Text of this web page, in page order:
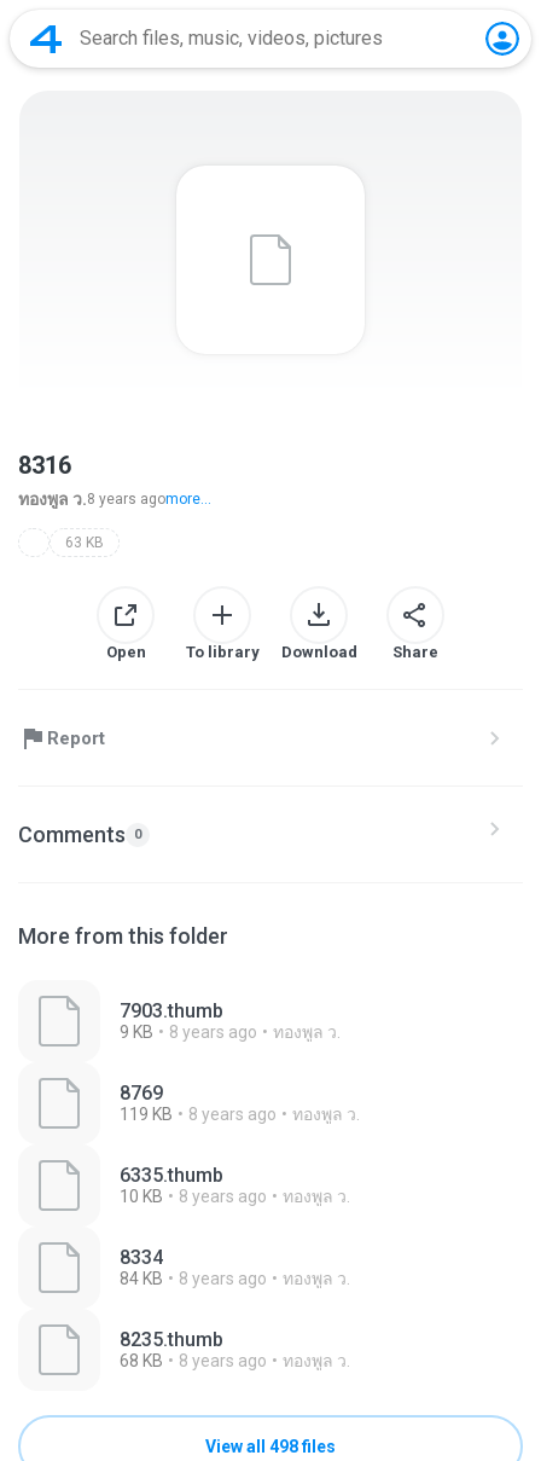
8316
ทองพูล ว.8 years agomore...
63 KB
Open To library Download Share
Report
Comments 0
More from this folder
7903.thumb
9 KB 8 years ago ทองพูล ว.
8769
119 KB 8 years ago ทองพูล ว.
6335.thumb
10 KB 8 years ago ทองพูล ว.
8334
84 KB 8 years ago ทองพูล ว.
8235.thumb
68 KB 8 years ago ทองพูล ว.
View all 498 files